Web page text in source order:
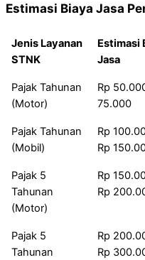
Estimasi Biaya Jasa
Jenis Layanan
STNK
Estimasi
Jasa
Pajak Tahunan
(Motor)
Rp
75.000
Pajak Tahunan
(Mobil)
Rp
Rp
Pajak 5
Tahunan
(Motor)
Rp
Rp
Pajak 5
Tahunan
Rp
Rp